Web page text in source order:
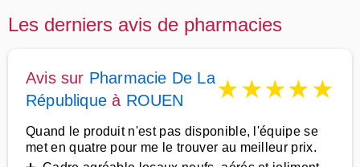
Les derniers avis de pharmacies
Avis sur Pharmacie De La
République à ROUEN ★★★★★
Quand le produit n'est pas disponible, l'équipe se
met en quatre pour me le trouver au meilleur prix.